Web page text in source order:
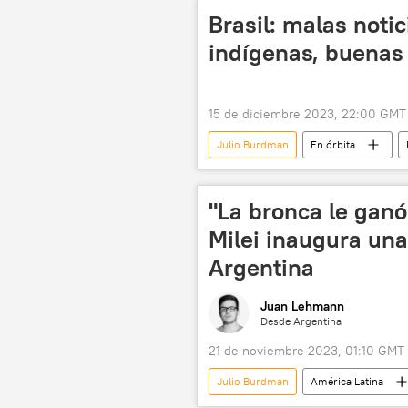
Brasil: malas
indígenas,
15 de diciembre 2023, 22:00 GMT
Julio Burdman En órbita
Congreso de Brasil
Supremo
"La bronca le
Milei inaugura
Argentina
Juan Lehmann
Desde Argentina
21 de noviembre 2023, 01:10 GMT
Julio Burdman América Latina